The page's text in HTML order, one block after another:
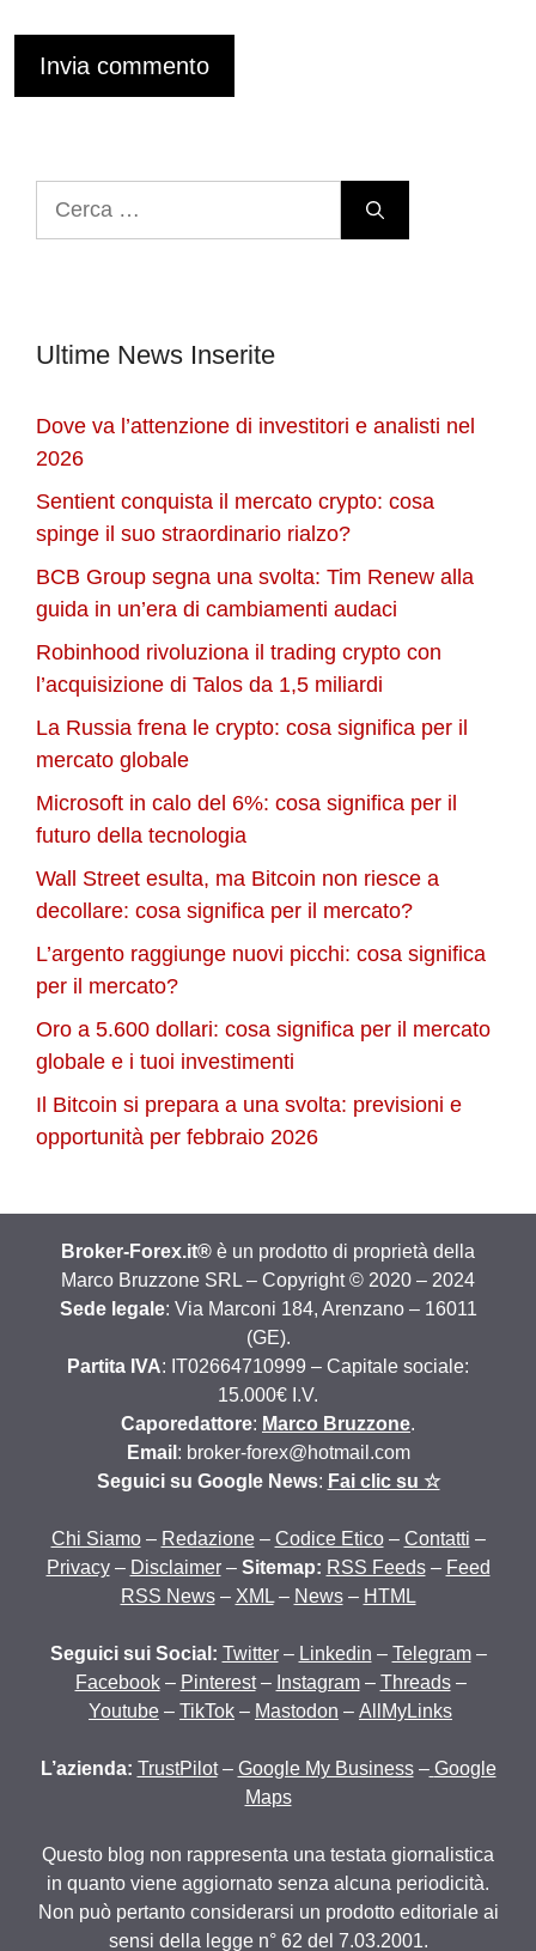
Ultime News Inserite
Dove va l’attenzione di investitori e analisti nel
2026
Sentient conquista il mercato crypto: cosa
spinge il suo straordinario rialzo?
BCB Group segna una svolta: Tim Renew alla
guida in un’era di cambiamenti audaci
Robinhood rivoluziona il trading crypto con
l’acquisizione di Talos da 1,5 miliardi
La Russia frena le crypto: cosa significa per il
mercato globale
Microsoft in calo del 6%: cosa significa per il
futuro della tecnologia
Wall Street esulta, ma Bitcoin non riesce a
decollare: cosa significa per il mercato?
L’argento raggiunge nuovi picchi: cosa significa
per il mercato?
Oro a 5.600 dollari: cosa significa per il mercato
globale e i tuoi investimenti
Il Bitcoin si prepara a una svolta: previsioni e
opportunità per febbraio 2026
Broker-Forex.it® è un prodotto di proprietà della
Marco Bruzzone SRL – Copyright © 2020 – 2024
Sede legale: Via Marconi 184, Arenzano – 16011
(GE).
Partita IVA: IT02664710999 – Capitale sociale:
15.000€ I.V.
Caporedattore: Marco Bruzzone.
Email : broker-forex@hotmail.com
Seguici su Google News: Fai clic su ☆
Chi Siamo– Redazione– Codice Etico– Contatti –
Privacy– Disclaimer– Sitemap: RSS Feeds– Feed
RSS News– XML– News– HTML
Seguici sui Social: Twitter– Linkedin – Telegram–
Facebook– Pinterest– Instagram– Threads–
Youtube – TikTok – Mastodon – AllMyLinks
L’azienda: TrustPilot– Google My Business– Google
Maps
Questo blog non rappresenta una testata giornalistica
in quanto viene aggiornato senza alcuna periodicità.
Non può pertanto considerarsi un prodotto editoriale ai
sensi della legge n° 62 del 7.03.2001.